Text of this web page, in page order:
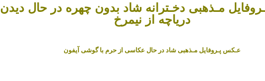
مـذهبی دخـترانه شاد بدون چهره در حال دیدن
دریاچه از نیمرخ
عـکس پـروفایل مـذهبی شاد در حال عکاسی از حرم با گوشی آیفون